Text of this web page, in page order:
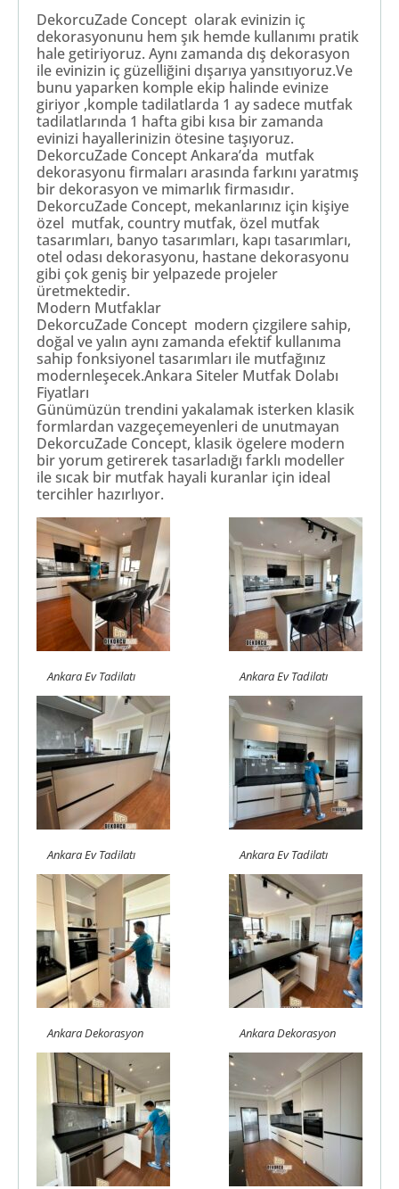
DekorcuZade Concept olarak evinizin iç
dekorasyonunu hem şık hemde kullanımı pratik
hale getiriyoruz. Aynı zamanda dış dekorasyon
ile evinizin iç güzelliğini dışarıya yansıtıyoruz.Ve
bunu yaparken komple ekip halinde evinize
giriyor ,komple tadilatlarda 1 ay sadece mutfak
tadilatlarında 1 hafta gibi kısa bir zamanda
evinizi hayallerinizin ötesine taşıyoruz.
DekorcuZade Concept Ankara’da mutfak
dekorasyonu firmaları arasında farkını yaratmış
bir dekorasyon ve mimarlık firmasıdır.
DekorcuZade Concept, mekanlarınız için kişiye
özel mutfak, country mutfak, özel mutfak
tasarımları, banyo tasarımları, kapı tasarımları,
otel odası dekorasyonu, hastane dekorasyonu
gibi çok geniş bir yelpazede projeler
üretmektedir.
Modern Mutfaklar
DekorcuZade Concept modern çizgilere sahip,
doğal ve yalın aynı zamanda efektif kullanıma
sahip fonksiyonel tasarımları ile mutfağınız
modernleşecek.Ankara Siteler Mutfak Dolabı
Fiyatları
Günümüzün trendini yakalamak isterken klasik
formlardan vazgeçemeyenleri de unutmayan
DekorcuZade Concept, klasik ögelere modern
bir yorum getirerek tasarladığı farklı modeller
ile sıcak bir mutfak hayali kuranlar için ideal
tercihler hazırlıyor.
Ankara Ev Tadilatı Ankara Ev Tadilatı
Ankara Ev Tadilatı Ankara Ev Tadilatı
Ankara Dekorasyon Ankara Dekorasyon